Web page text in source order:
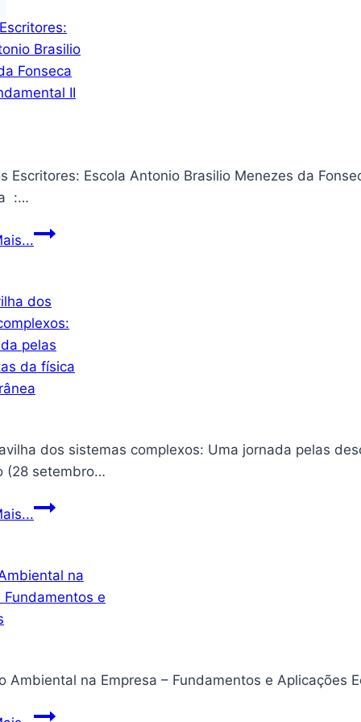
Escritores: Escola Antonio Brasilio Menezes da Fonseca Ensino
Editora ‏ :…
Futuros
Antonio
Brasilio
Menezes
da
Fonseca
II
e
dos sistemas complexos: Uma jornada pelas
(28 setembro…
A
sistemas
complexos:
descobertas
Gestão